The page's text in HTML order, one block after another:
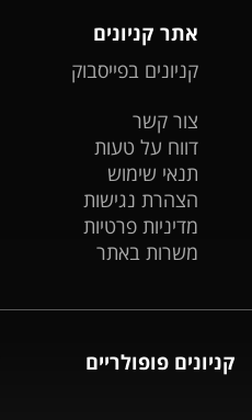
אתר קניונים
קניונים בפייסבוק
צור קשר
דווח על טעות
תנאי שימוש
הצהרת נגישות
מדיניות פרטיות
משרות באתר
קניונים פופולריים